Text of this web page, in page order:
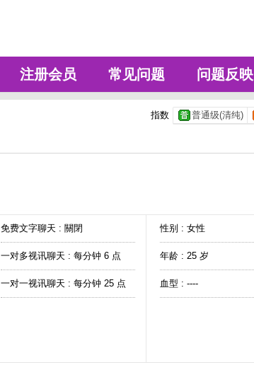
注册会员 常见问题 问题反映
指数 普通级(清纯)
免费文字聊天 : 關閉
一对多视讯聊天 : 每分钟 6 点
一对一视讯聊天 : 每分钟 25 点
性别 : 女性
年龄 : 25 岁
血型 : ----